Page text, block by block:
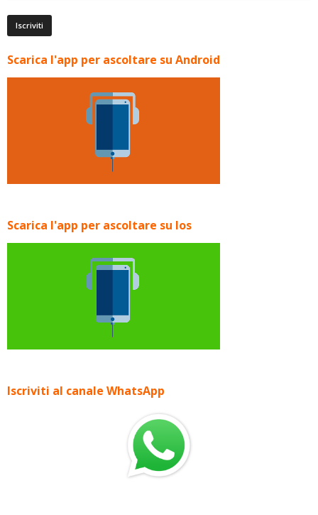
Scarica l'app per ascoltare su Android
Scarica l'app per ascoltare su Ios
Iscriviti al canale WhatsApp